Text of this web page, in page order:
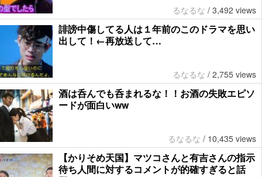
るなるな / 3,492 views
誹謗中傷してる人は１年前のこのドラマを思い
出して！←再放送して…
るなるな / 2,755 views
酒は呑んでも呑まれるな！！お酒の失敗エピソ
ードが面白いww
るなるな / 10,435 views
【かりそめ天国】マツコさんと有吉さんの指示
待ち人間に対するコメントが的確すぎると話